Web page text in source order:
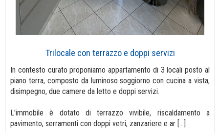
Trilocale con terrazzo e doppi servizi
In contesto curato proponiamo appartamento di 3 locali posto al
piano terra, composto da luminoso soggiorno con cucina a vista,
disimpegno, due camere da letto e doppi servizi.
L'immobile è dotato di terrazzo vivibile, riscaldamento a
pavimento, serramenti con doppi vetri, zanzariere e ar [...]